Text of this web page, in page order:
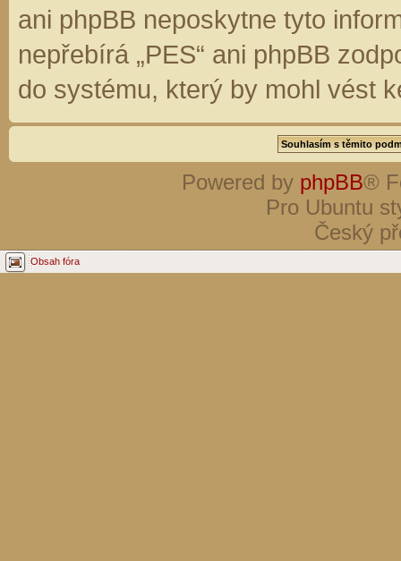
ani phpBB neposkytne tyto
nepřebírá „PES“ ani phpBB
do systému, který by mohl vést
Powered by phpBB®
Pro Ubuntu
Český
Obsah fóra